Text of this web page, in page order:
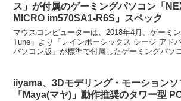
ス」が付属のゲーミングパソコン「
MICRO im570SA1-R6S」スペック
マウスコンピューターは、2018年4月、ゲーミ
Tune」より「レインボーシックス シージ アド
パソコン版」が標準で付属したゲーミングパソ
iiyama、3Dモデリング・モーションソ
「Maya(マヤ)」動作推奨のタワー型